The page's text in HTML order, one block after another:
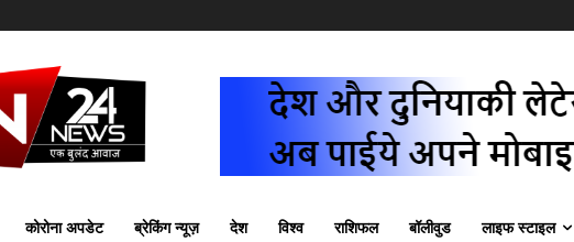
कोरोना अपडेट ब्रेकिंग न्यूज़ देश विश्व राशिफल बॉलीवुड लाइफ स्टाइल